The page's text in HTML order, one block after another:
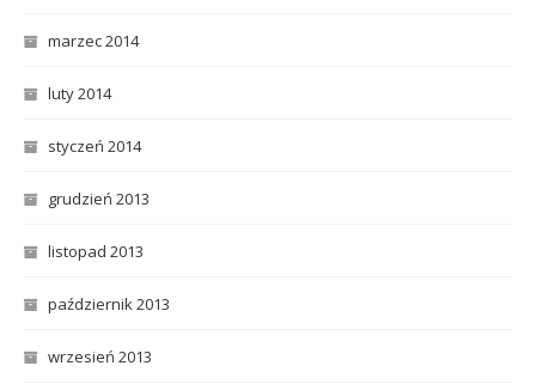
marzec 2014
luty 2014
styczeń 2014
grudzień 2013
listopad 2013
październik 2013
wrzesień 2013